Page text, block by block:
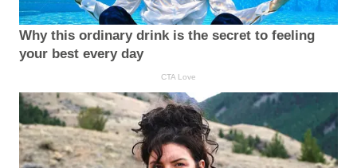
Why this ordinary drink is the secret to feeling
your best every day
CTA Love